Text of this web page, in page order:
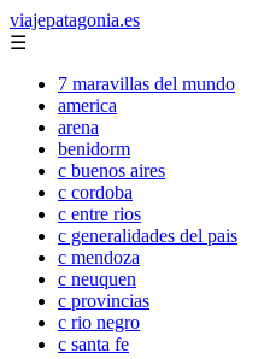
viajepatagonia.es
☰
7 maravillas del mundo
america
arena
benidorm
c buenos aires
c cordoba
c entre rios
c generalidades del pais
c mendoza
c neuquen
c provincias
c rio negro
c santa fe